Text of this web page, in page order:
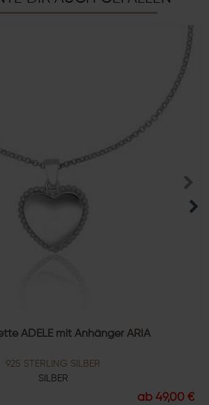
ADELE mit Anhänger ARIA
925 STERLING SILBER
SILBER
ab 49,00 €